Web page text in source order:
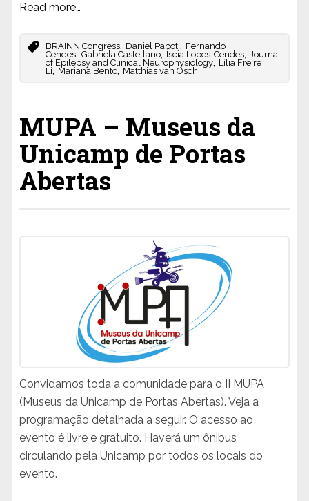
Read more…
BRAINN Congress, Daniel Papoti, Fernando
Cendes, Gabriela Castellano, Íscia Lopes-Cendes, Journal
of Epilepsy and Clinical Neurophysiology, Lília Freire
Li, Mariana Bento, Matthias van Osch
MUPA – Museus da
Unicamp de Portas
Abertas
Convidamos toda a comunidade para o II MUPA
(Museus da Unicamp de Portas Abertas). Veja a
programação detalhada a seguir. O acesso ao
evento é livre e gratuito. Haverá um ônibus
circulando pela Unicamp por todos os locais do
evento.